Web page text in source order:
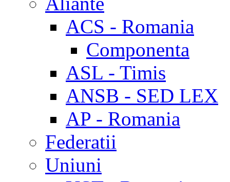
ACS - Romania
Componenta
ASL - Timis
ANSB - SED LEX
AP - Romania
Federatii
Uniuni